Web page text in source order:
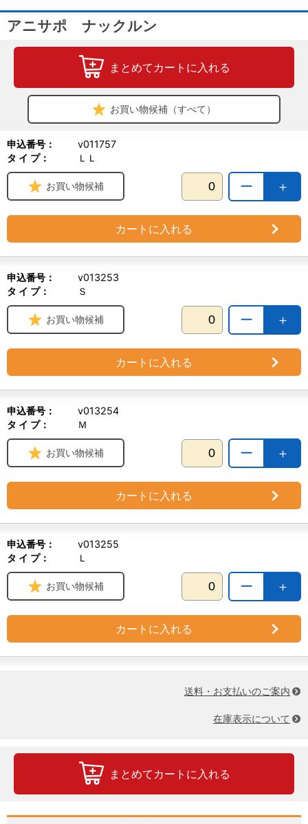
【使用上の注意】
・本品を使用する路面状況(砂利やアスファルトなど)によっては、
製品が傷つき破損等の原因となる場合がございます。
・本製品は化学繊維を使用しております。万が一皮膚に合わない場
合は使用を中止し、獣医師へご相談ください。
・使い始めは様子をみながらご使用下さい。また長時間のご使用は
・足の形状によりゴム部と皮膚が擦れ、皮膚が赤くなることがあり
ます。万が一皮膚に異常がみられた場合は使用を中止し、獣医師に
ご相談下さい。
アニサポ ナックルン
まとめてカートに入れる
お買い物候補（すべて）
申込番号：
v011757
タ イ プ：
ＬＬ
＋
ー
お買い物候補
カートに入れる
申込番号：
v013253
タ イ プ：
Ｓ
＋
ー
お買い物候補
カートに入れる
申込番号：
v013254
タ イ プ：
Ｍ
＋
ー
お買い物候補
カートに入れる
申込番号：
v013255
タ イ プ：
Ｌ
＋
ー
お買い物候補
カートに入れる
送料・お支払いのご案内
在庫表示について
まとめてカートに入れる